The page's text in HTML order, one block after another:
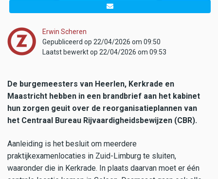
Erwin Scheren
Gepubliceerd op 22/04/2026 om 09:50
Laatst bewerkt op 22/04/2026 om 09:53
De burgemeesters van Heerlen, Kerkrade en
Maastricht hebben in een brandbrief aan het kabinet
hun zorgen geuit over de reorganisatieplannen van
het Centraal Bureau Rijvaardigheidsbewijzen (CBR).
Aanleiding is het besluit om meerdere
praktijkexamenlocaties in Zuid-Limburg te sluiten,
waaronder die in Kerkrade. In plaats daarvan moet er één